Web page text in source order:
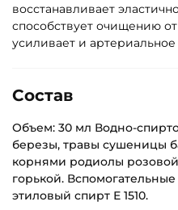
восстанавливает
способствует очищению
усиливает и
Состав
Объем: 30 мл Водно-
березы, травы сушеницы
корнями родиолы
горькой.
этиловый спирт Е 1510.